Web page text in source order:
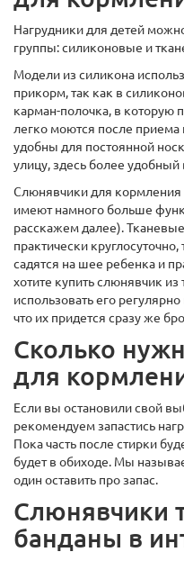
Нагрудники для детей
группы: силиконовые и
Модели из силикона
прикорм, так как в
карман-полочка, в которую
легко моются после
удобны для постоянной
улицу, здесь более удобный
Слюнявчики для
имеют намного больше
расскажем далее).
практически
садятся на шее ребенка и
хотите купить слюнявчик
использовать его
что их придется сразу же
Сколько
для
Если вы остановили свой
рекомендуем запастись
Пока часть после стирки
будет в обиходе. Мы
один оставить про запас.
Слюнявчики
банданы в